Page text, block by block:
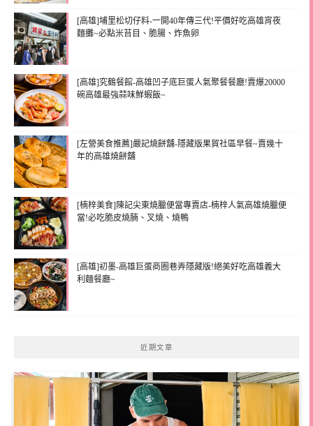
[高雄]埔里松切仔料-一開40年傳三代!平價好吃高雄宵夜
麵攤~必點米苔目、脆腸、炸魚卵
[高雄]究鶴餐館-高雄凹子底巨蛋人氣聚餐餐廳!賣爆20000
碗高雄最強蒜味鮮蝦飯~
[左營美食推薦]嚴記燒餅舖-隱藏版果貿社區早餐~賣幾十
年的高雄燒餅舖
[楠梓美食]陳記尖東燒臘便當專賣店-楠梓人氣高雄燒臘便
當!必吃脆皮燒腩、叉燒、燒鴨
[高雄]初墨-高雄巨蛋商圈巷弄隱藏版!絕美好吃高雄義大
利麵餐廳~
近期文章